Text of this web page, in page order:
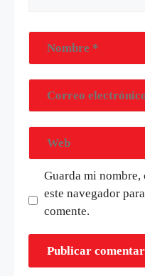
Guarda mi
este navegador
comente.